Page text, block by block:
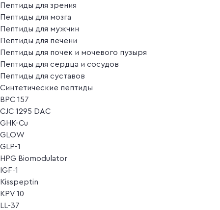
Пептиды для зрения
Пептиды для мозга
Пептиды для мужчин
Пептиды для печени
Пептиды для почек и мочевого пузыря
Пептиды для сердца и сосудов
Пептиды для суставов
Синтетические пептиды
BPC 157
CJC 1295 DAC
GHK-Cu
GLOW
GLP-1
HPG Biomodulator
IGF-1
Kisspeptin
KPV 10
LL-37